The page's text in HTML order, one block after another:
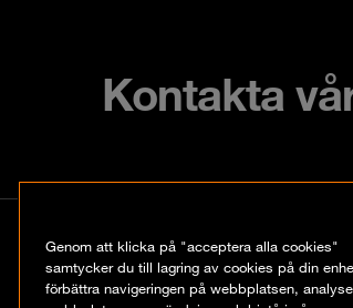
Kontakta
Kontakt
Hyllie boulevard
Genom att klicka på "acceptera alla cookies"
samtycker du till lagring av cookies på din
förbättra navigeringen på webbplatsen,